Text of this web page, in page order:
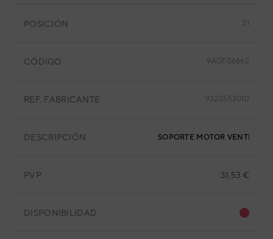
POSICIÓN 21
CÓDIGO 9AGF06662
REF. FABRICANTE 9322553010
DESCRIPCIÓN SOPORTE MOTOR
PVP 31,53 €
DISPONIBILIDAD